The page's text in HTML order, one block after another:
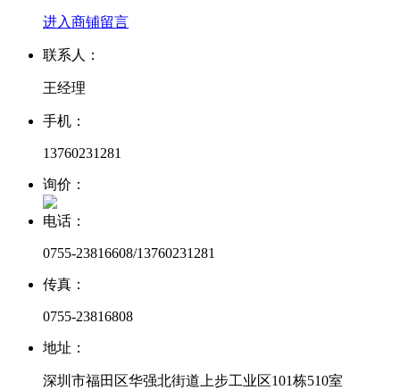
进入商铺留言
联系人：
王经理
手机：
13760231281
询价：
电话：
0755-23816608/13760231281
传真：
0755-23816808
地址：
深圳市福田区华强北街道上步工业区101栋510室